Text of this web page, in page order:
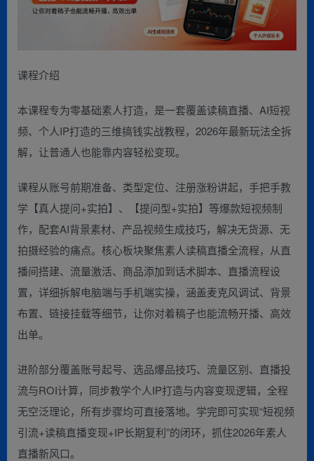
课程介绍
本课程专为零基础素人打造，是一套覆盖读稿直播、AI短视
频、个人IP打造的三维搞钱实战教程，2026年最新玩法全拆
解，让普通人也能靠内容轻松变现。
课程从账号前期准备、类型定位、注册涨粉讲起，手把手教
学【真人提问+实拍】、【提问型+实拍】等爆款短视频制
作，配套AI背景素材、产品视频生成技巧，解决无货源、无
拍摄经验的痛点。核心板块聚焦素人读稿直播全流程，从直
播间搭建、流量激活、商品添加到话术脚本、直播流程设
置，详细拆解电脑端与手机端实操，涵盖麦克风调试、背景
布置、链接挂载等细节，让你对着稿子也能流畅开播、高效
出单。
进阶部分覆盖账号起号、选品爆品技巧、流量区别、直播投
流与ROI计算，同步教学个人IP打造与内容变现逻辑，全程
无空泛理论，所有步骤均可直接落地。学完即可实现“短视频
引流+读稿直播变现+IP长期复利”的闭环，抓住2026年素人
直播新风口。